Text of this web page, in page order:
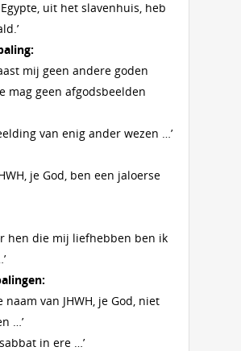
uit het slavenhuis, heb
mij geen andere goden
mag geen afgodsbeelden
van enig ander wezen …’
je God, ben een jaloerse
hen die mij liefhebben ben ik
naam van JHWH, je God, niet
…’
in ere …’